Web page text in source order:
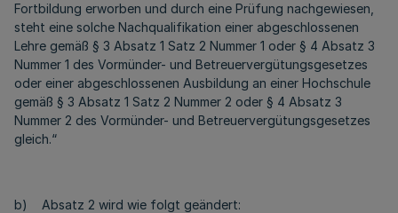
Fortbildung erworben und durch eine Prüfung nachgewiesen,
steht eine solche Nachqualifikation einer abgeschlossenen
Lehre gemäß § 3 Absatz 1 Satz 2 Nummer 1 oder § 4 Absatz 3
Nummer 1 des Vormünder- und Betreuervergütungsgesetzes
oder einer abgeschlossenen Ausbildung an einer Hochschule
gemäß § 3 Absatz 1 Satz 2 Nummer 2 oder § 4 Absatz 3
Nummer 2 des Vormünder- und Betreuervergütungsgesetzes
gleich.“
b) Absatz 2 wird wie folgt geändert: